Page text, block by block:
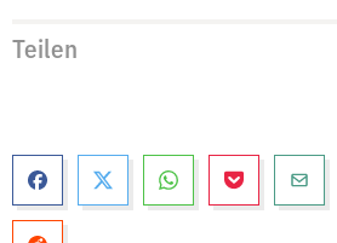
Teilen